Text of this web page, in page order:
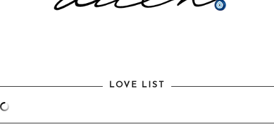
LOVE LIST